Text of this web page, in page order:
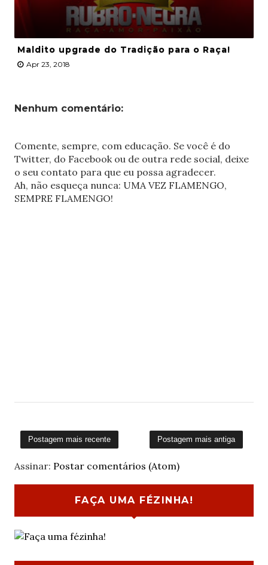
Maldito upgrade do Tradição para o Raça!
Apr 23, 2018
Nenhum comentário:
Comente, sempre, com educação. Se você é do
Twitter, do Facebook ou de outra rede social, deixe
o seu contato para que eu possa agradecer.
Ah, não esqueça nunca: UMA VEZ FLAMENGO,
SEMPRE FLAMENGO!
Postagem mais recente Postagem mais antiga
Assinar: Postar comentários (Atom)
FAÇA UMA FÉZINHA!